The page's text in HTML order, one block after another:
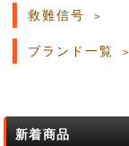
救難信号
ブランド一覧
新着商品